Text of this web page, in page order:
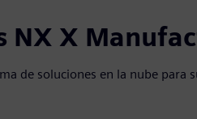
NX X
de soluciones en la nube para